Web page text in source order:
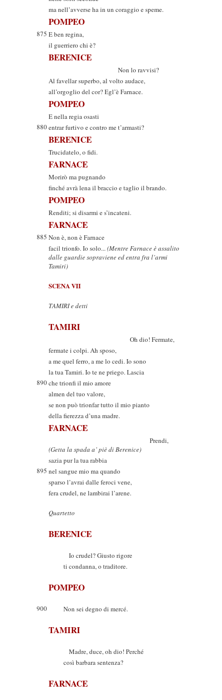
ma nell’avverse ha in un coraggio e speme.
POMPEO
875 E ben regina,
il guerriero chi è?
BERENICE
Non lo ravvisi?
Al favellar superbo, al volto audace,
all’orgoglio del cor? Egl’è Farnace.
POMPEO
E nella regia osasti
880entrar furtivo e contro me t’armasti?
BERENICE
Trucidatelo, o fidi.
FARNACE
Morirò ma pugnando
finché avrà lena il braccio e taglio il brando.
POMPEO
Renditi; si disarmi e s’incateni.
FARNACE
885 Non è, non è Farnace
facil trionfo. Io solo...(Mentre Farnace è assalito
dalle guardie sopraviene ed entra fra l’armi
Tamiri)
SCENA VII
TAMIRI e detti
TAMIRI
Oh dio! Fermate,
fermate i colpi. Ah sposo,
a me quel ferro, a me lo cedi. Io sono
la tua Tamiri. Io te ne priego. Lascia
890che trionfi il mio amore
almen del tuo valore,
se non può trionfar tutto il mio pianto
della fierezza d’una madre.
FARNACE
Prendi,
(Getta la spada a’ piè di Berenice)
sazia pur la tua rabbia
895 nel sangue mio ma quando
sparso l’avrai dalle feroci vene,
fera crudel, ne lambirai l’arene.
Quartetto
BERENICE
Io crudel? Giusto rigore
ti condanna, o traditore.
POMPEO
900 Non sei degno di mercé.
TAMIRI
Madre, duce, oh dio! Perché
così barbara sentenza?
FARNACE